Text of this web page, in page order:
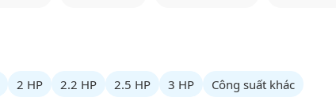
2 HP 2.2 HP 2.5 HP 3 HP Công suất khác